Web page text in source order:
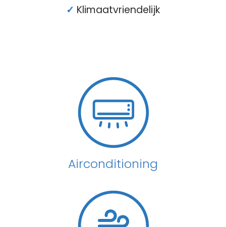
✓ Klimaatvriendelijk
Airconditioning